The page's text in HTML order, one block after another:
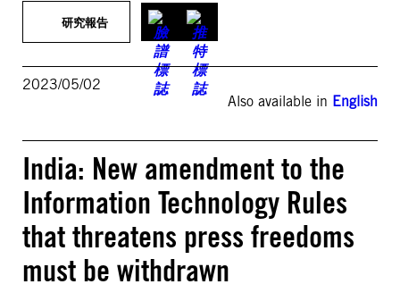
研究報告
2023/05/02
Also available in English
India: New amendment to the
Information Technology Rules
that threatens press freedoms
must be withdrawn